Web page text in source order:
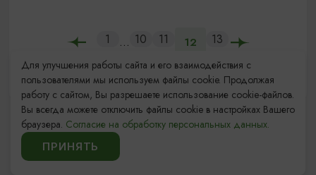
1 ... 10 11 12 13
ИЩИТЕ ТАКЖЕ НА НАШЕМ САЙТЕ
Для улучшения работы сайта и его взаимодействия с
пользователями мы используем файлы cookie. Продолжая
работу с сайтом, Вы разрешаете использование cookie-файлов.
Вы всегда можете отключить файлы cookie в настройках Вашего
браузера. Согласие на обработку персональных данных.
ПРИНЯТЬ